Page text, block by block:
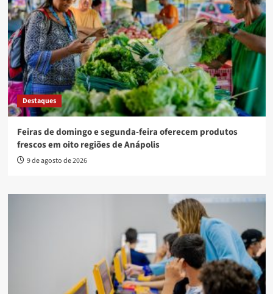
Destaques
Feiras de domingo e segunda-feira oferecem produtos
frescos em oito regiões de Anápolis
9 de agosto de 2026